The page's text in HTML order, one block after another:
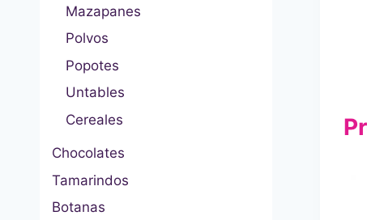
Mazapanes
Polvos
Popotes
Untables
Cereales
Chocolates
Tamarindos
Botanas